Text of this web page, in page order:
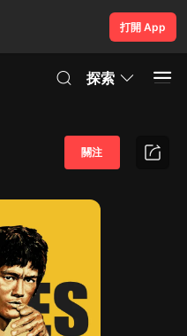
打開 App
探索
關注